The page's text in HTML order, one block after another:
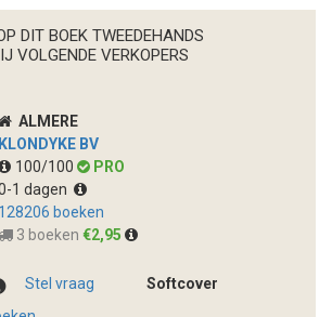
DIT BOEK TWEEDEHANDS
VOLGENDE VERKOPERS
ALMERE
KLONDYKE BV
100/100
PRO
1 dagen
128206 boeken
3 boeken €2,95
Stel vraag
Softcover